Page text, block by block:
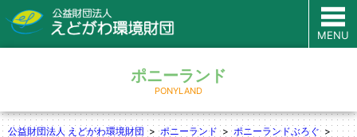
MENU
ポニーランド
PONYLAND
公益財団法人 えどがわ環境財団 ポニーランド
ポニーランドぶろぐ